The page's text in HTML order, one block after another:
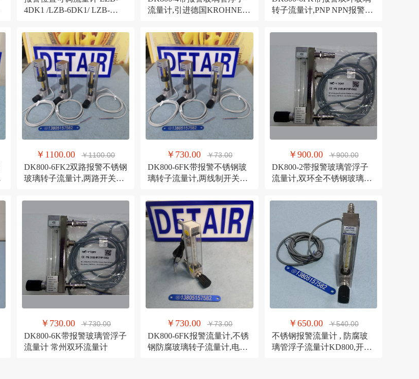
4DK1 /LZB-6DK1/ LZB-
流量计,引进德国KROHNE公
转子流量计,PNP NPN报警信
￥1100.00 ￥1100.00
DK800-6FK2双路报警不锈钢
玻璃转子流量计,两路开关保
￥730.00 ￥73.00
DK800-6FK带报警不锈钢玻
璃转子流量计,两线制开关保
￥900.00 ￥900.00
DK800-2带报警玻璃管浮子
流量计,双环全不锈钢玻璃转
￥730.00 ￥730.00
DK800-6K带报警玻璃管浮子
流量计 常州双环流量计
￥730.00 ￥73.00
DK800-6FK报警流量计,不锈
钢防腐玻璃转子流量计,电压
￥650.00 ￥540.00
不锈钢报警流量计 , 防腐玻
璃管浮子流量计KD800,开关